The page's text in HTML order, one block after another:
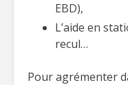
EBD),
L’aide en
recul…
Pour agrémenter